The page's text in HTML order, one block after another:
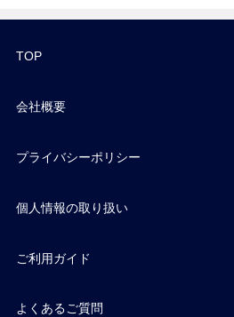
TOP
会社概要
プライバシーポリシー
個人情報の取り扱い
ご利用ガイド
よくあるご質問